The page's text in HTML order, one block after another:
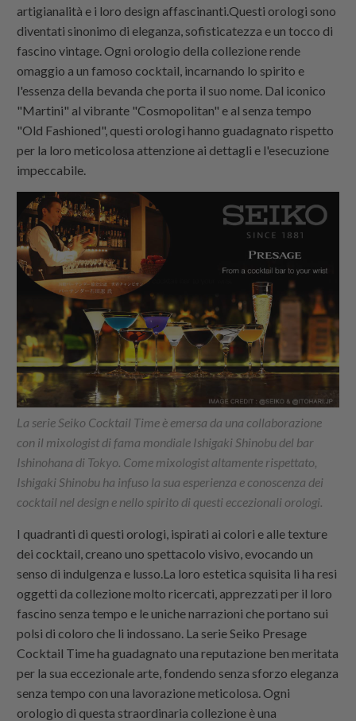
artigianalità e i loro design affascinanti.Questi orologi sono
diventati sinonimo di eleganza, sofisticatezza e un tocco di
fascino vintage. Ogni orologio della collezione rende
omaggio a un famoso cocktail, incarnando lo spirito e
l'essenza della bevanda che porta il suo nome. Dal iconico
"Martini" al vibrante "Cosmopolitan" e al senza tempo
"Old Fashioned", questi orologi hanno guadagnato rispetto
per la loro meticolosa attenzione ai dettagli e l'esecuzione
impeccabile.
La serie Seiko Cocktail Time è emersa da una collaborazione
con il mixologist di fama mondiale Ishigaki Shinobu del bar
Ishinohana di Tokyo. Come mixologist altamente rispettato,
Ishigaki Shinobu ha infuso la sua esperienza e conoscenza dei
cocktail nel design e nello spirito di questi eccezionali orologi.
I quadranti di questi orologi, ispirati ai colori e alle texture
dei cocktail, creano uno spettacolo visivo, evocando un
senso di indulgenza e lusso.La loro estetica squisita li ha resi
oggetti da collezione molto ricercati, apprezzati per il loro
fascino senza tempo e le uniche narrazioni che portano sui
polsi di coloro che li indossano. La serie Seiko Presage
Cocktail Time ha guadagnato una reputazione ben meritata
per la sua eccezionale arte, fondendo senza sforzo eleganza
senza tempo con una lavorazione meticolosa. Ogni
orologio di questa straordinaria collezione è una